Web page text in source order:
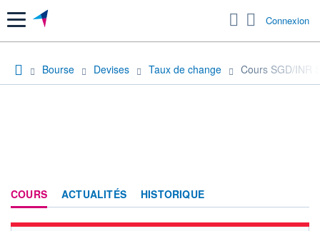
Menu Connexion
Bourse Devises Taux de change Cours SGD/INR
COURS ACTUALITÉS HISTORIQUE